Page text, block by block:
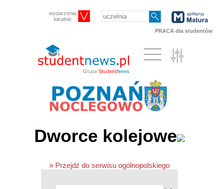
wydarzenia
lokalnie
PRACA dla studentów
Dworce kolejowe
» Przejdź do serwisu ogólnopolskiego